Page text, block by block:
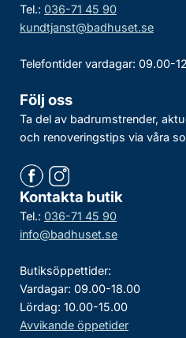
Tel.: 036-71 45 90
kundtjanst@badhuset.se
Telefontider vardagar: 09.00-
Följ oss
Ta del av badrumstrender,
och renoveringstips via våra
Kontakta butik
Tel.: 036-71 45 90
info@badhuset.se
Butiksöppettider:
Vardagar: 09.00-18.00
Lördag: 10.00-15.00
Avvikande öppetider